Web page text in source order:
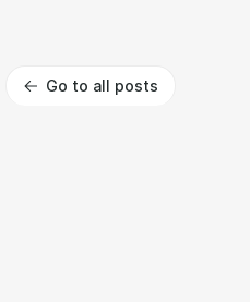
Go to all posts